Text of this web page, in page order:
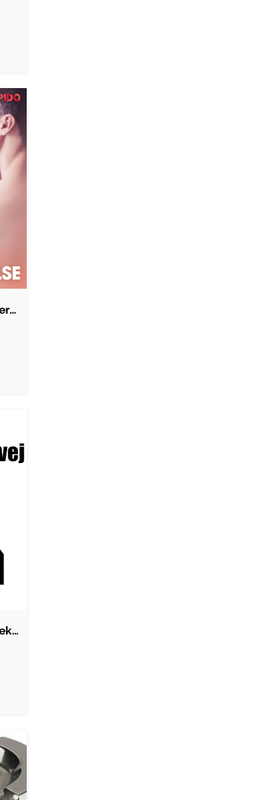
Total underkastelse - erotiske…
Askebæger Med Glødekant Rustfrit Stål…